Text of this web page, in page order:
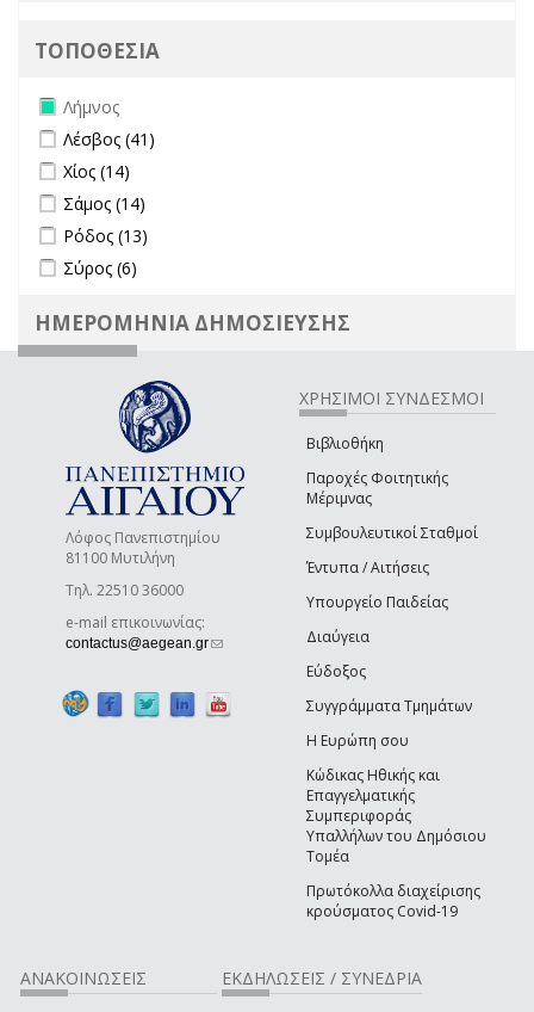
ΤΟΠΟΘΕΣΙΑ
Remove Λήμνος filter
Λήμνος
Apply Λέσβος filter
Λέσβος (41)
Apply Χίος filter
Χίος (14)
Apply Σάμος filter
Σάμος (14)
Apply Ρόδος filter
Ρόδος (13)
Apply Σύρος filter
Σύρος (6)
ΗΜΕΡΟΜΗΝΙΑ ΔΗΜΟΣΙΕΥΣΗΣ
Λόφος Πανεπιστημίου
81100 Μυτιλήνη
Τηλ. 22510 36000
e-mail επικοινωνίας:
contactus@aegean.gr(link sends e-mail)
ΧΡΗΣΙΜΟΙ ΣΥΝΔΕΣΜΟΙ
Βιβλιοθήκη
Παροχές Φοιτητικής
Μέριμνας
Συμβουλευτικοί Σταθμοί
Έντυπα / Αιτήσεις
Υπουργείο Παιδείας
Διαύγεια
Εύδοξος
Συγγράμματα Τμημάτων
Η Ευρώπη σου
Κώδικας Ηθικής και
Επαγγελματικής
Συμπεριφοράς
Υπαλλήλων του Δημόσιου
Τομέα
Πρωτόκολλα διαχείρισης
κρούσματος Covid-19
ΑΝΑΚΟΙΝΩΣΕΙΣ ΕΚΔΗΛΩΣΕΙΣ / ΣΥΝΕΔΡΙΑ